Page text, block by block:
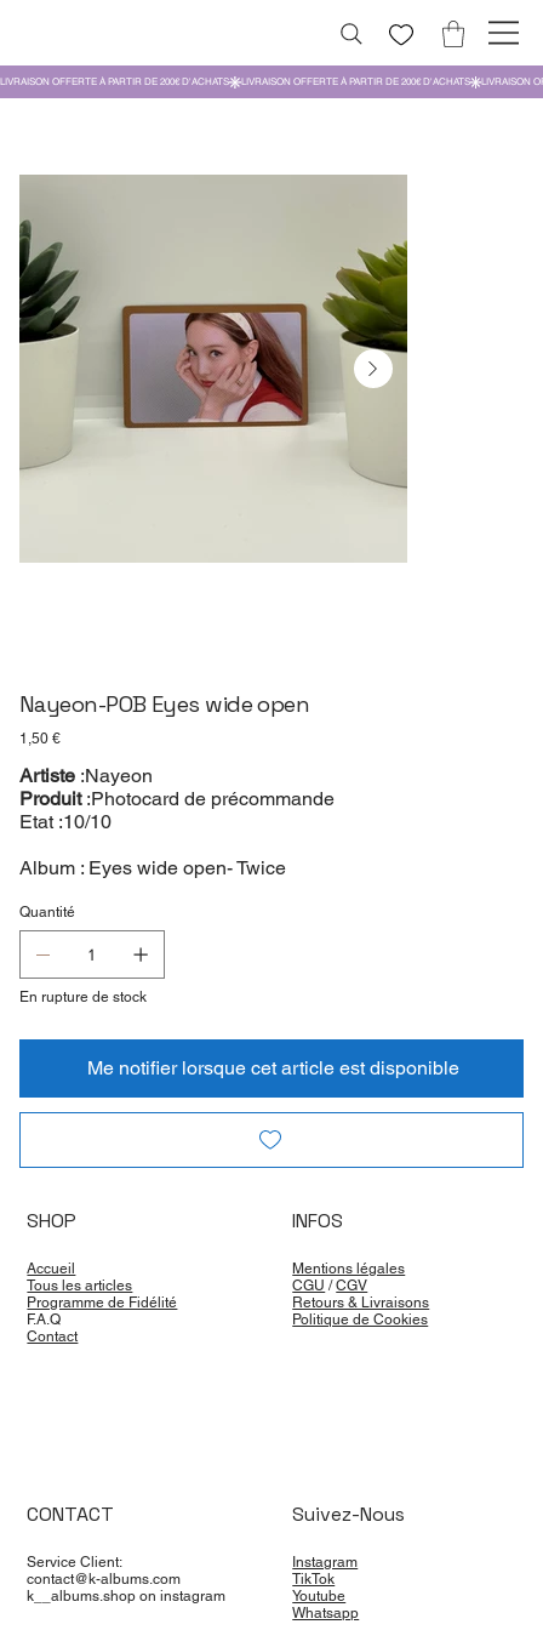
Nayeon-POB Eyes wide open
Prix
1,50 €
Artiste :Nayeon
Produit:Photocard de précommande
Etat :10/10
Album : Eyes wide open- Twice
Quantité
En rupture de stock
Me notifier lorsque cet article est disponible
SHOP
Accueil
Tous les articles
Programme de Fidélité
F.A.Q
Contact
INFOS
Mentions légales
CGU /CGV
Retours & Livraisons
Politique de Cookies
CONTACT
Service Client:
contact@k-albums.com
k__albums.shop on instagram
Suivez-Nous
Instagram
TikTok
Youtube
Whatsapp